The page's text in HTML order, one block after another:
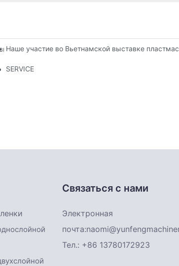
пластмассовой и резиновой
Наше участие во Вьетнамской выставке
для выдувной пленочной печати?
SERVICE
Связаться с нами
Электронная
почта:
Тел.: +86 13780172923